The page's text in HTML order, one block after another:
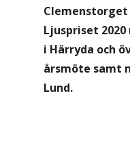
Clemenstorget
Ljuspriset
i Härryda och
årsmöte samt
Lund.